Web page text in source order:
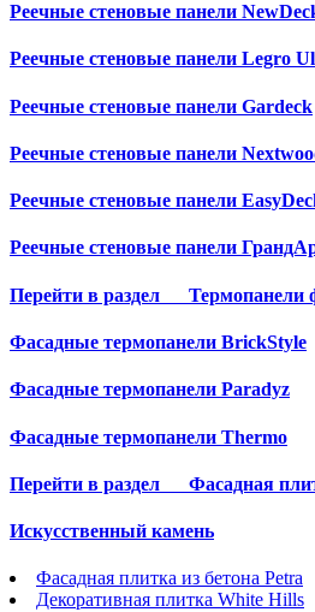
Реечные стеновые панели
Реечные стеновые панели Legro
Реечные стеновые панели Gardeck
Реечные стеновые панели
Реечные стеновые панели
Реечные стеновые панели
Перейти в раздел Термопанели
Фасадные термопанели BrickStyle
Фасадные термопанели Paradyz
Фасадные термопанели Thermo
Перейти в раздел Фасадная
Искусственный камень
Фасадная плитка из бетона Petra
Декоративная плитка White Hills